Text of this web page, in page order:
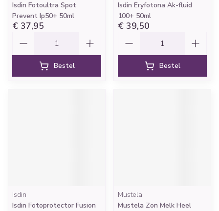
Isdin Fotoultra Spot
Prevent Ip50+ 50ml
€ 37,95
Bestel
Isdin Eryfotona Ak-fluid
100+ 50ml
€ 39,50
Bestel
Isdin
Isdin Fotoprotector Fusion
Mustela
Mustela Zon Melk Heel